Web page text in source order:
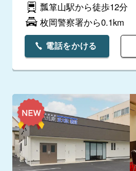
瓢箪山駅から徒歩12分
枚岡警察署から0.1km
電話をかける